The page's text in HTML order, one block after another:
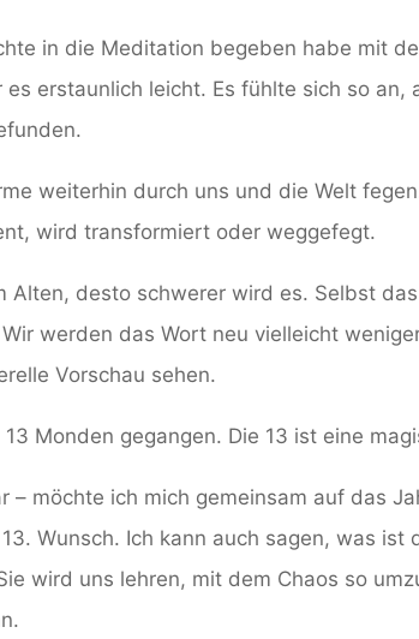
in die Meditation begeben habe mit
erstaunlich leicht. Es fühlte sich so an,
weiterhin durch uns und die Welt
wird transformiert oder weggefegt.
Alten, desto schwerer wird es. Selbst
werden das Wort neu vielleicht
Vorschau sehen.
Monden gegangen. Die 13 ist eine
– möchte ich mich gemeinsam auf das
Wunsch. Ich kann auch sagen, was ist
wird uns lehren, mit dem Chaos so